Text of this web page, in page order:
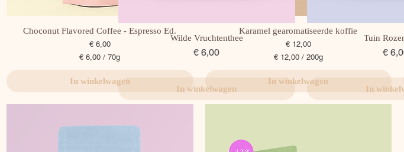
Snel overzicht
Choconut Flavored Coffee - Espresso Ed.
Prijs
€ 6,00
€ 6,00 /70g
In winkelwagen
Snel overzicht
Karamel gearomatiseerde koffie
Prijs
€ 12,00
€ 12,00 / 200g
In winkelwagen
Snel overzicht
Wilde Vruchtenthee
Prijs
€ 6,00
In winkelwagen
Snel
Tuin
Prijs
€
In